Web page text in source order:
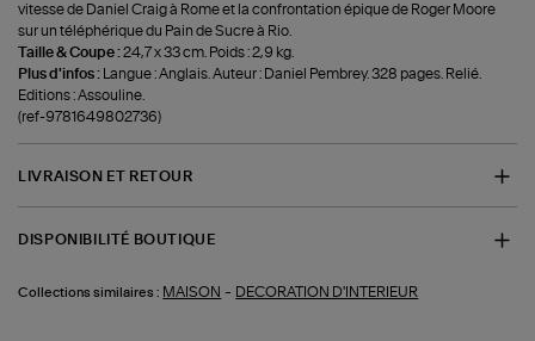
vitesse de Daniel Craig à Rome et la confrontation épique de Roger Moore
sur un téléphérique du Pain de Sucre à Rio.
Taille & Coupe :24,7 x 33 cm. Poids : 2,9 kg.
Plus d'infos :
Langue : Anglais. Auteur : Daniel Pembrey. 328 pages. Relié.
Editions : Assouline.
(ref-9781649802736)
LIVRAISON ET RETOUR
DISPONIBILITÉ BOUTIQUE
Collections similaires : MAISON - DECORATION D'INTERIEUR